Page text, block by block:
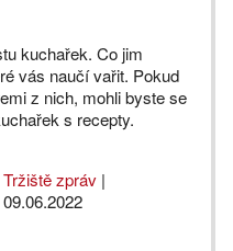
kuchařek. Co jim
vás naučí vařit. Pokud
z nich, mohli byste se
s recepty.
Tržiště zpráv |
09.06.2022